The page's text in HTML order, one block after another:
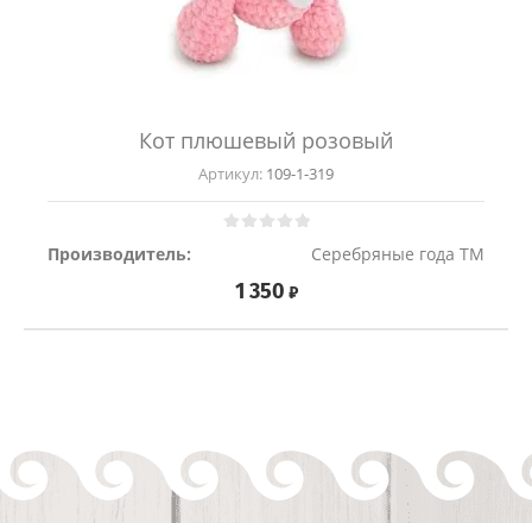
Кот плюшевый розовый
Артикул: 109-1-319
Производитель: Серебряные года ТМ
1 350 ₽